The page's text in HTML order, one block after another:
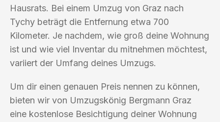
Hausrats. Bei einem Umzug von Graz nach
Tychy beträgt die Entfernung etwa 700
Kilometer. Je nachdem, wie groß deine Wohnung
ist und wie viel Inventar du mitnehmen möchtest,
variiert der Umfang deines Umzugs.
Um dir einen genauen Preis nennen zu können,
bieten wir von Umzugskönig Bergmann Graz
eine kostenlose Besichtigung deiner Wohnung